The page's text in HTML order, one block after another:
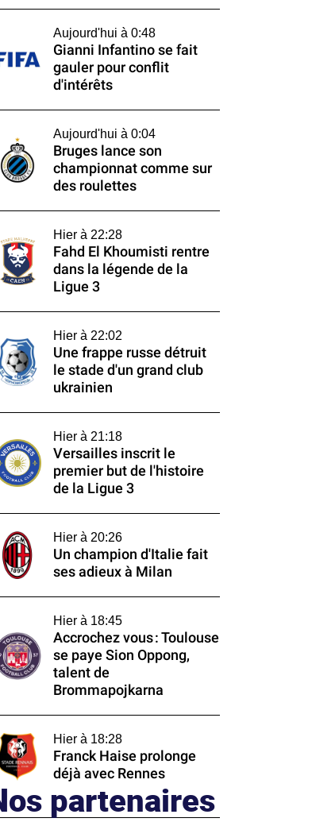
Aujourd'hui à 0:48
Gianni Infantino se fait
gauler pour conflit
d'intérêts
Aujourd'hui à 0:04
Bruges lance son
championnat comme sur
des roulettes
Hier à 22:28
Fahd El Khoumisti rentre
dans la légende de la
Ligue 3
Hier à 22:02
Une frappe russe détruit
le stade d'un grand club
ukrainien
Hier à 21:18
Versailles inscrit le
premier but de l'histoire
de la Ligue 3
Hier à 20:26
Un champion d'Italie fait
ses adieux à Milan
Hier à 18:45
Accrochez vous : Toulouse
se paye Sion Oppong,
talent de
Brommapojkarna
Hier à 18:28
Franck Haise prolonge
déjà avec Rennes
partenaires